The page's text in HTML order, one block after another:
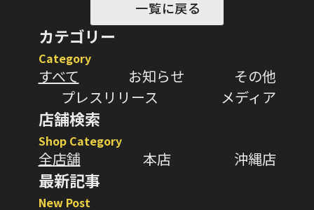
一覧に戻る
カテゴリー
Category
すべて
お知らせ
その他
プレスリリース
メディア
店舗検索
Shop Category
全店舗
本店 沖縄店
最新記事
New Post